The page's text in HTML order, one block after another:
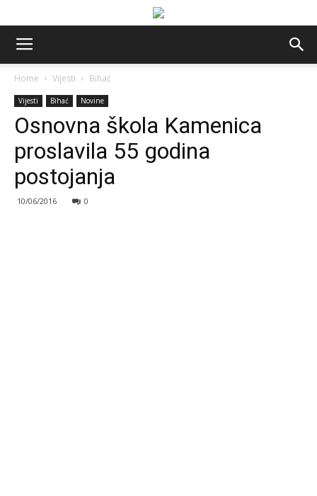
Home Vijesti Bihać
Vijesti Bihać Novine
Osnovna škola Kamenica
proslavila 55 godina
postojanja
10/06/2016 0